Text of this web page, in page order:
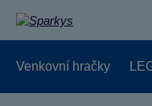
Venkovní hračky